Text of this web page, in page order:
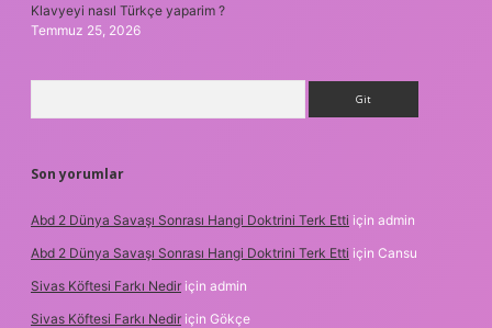
Klavyeyi nasıl Türkçe yaparim ?
Temmuz 25, 2026
Son yorumlar
Abd 2 Dünya Savaşı Sonrası Hangi Doktrini Terk Etti için admin
Abd 2 Dünya Savaşı Sonrası Hangi Doktrini Terk Etti için Cansu
Sivas Köftesi Farkı Nedir için admin
Sivas Köftesi Farkı Nedir için Gökçe